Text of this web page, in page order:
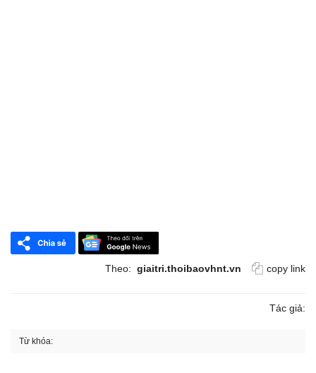
Theo: giaitri.thoibaovhnt.vn copy link
Tác giả:
Từ khóa: